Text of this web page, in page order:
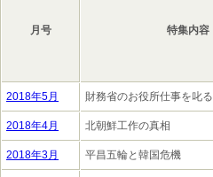
月号 特集内容
2018年5月 財務省のお役所仕事を叱る
2018年4月 北朝鮮工作の真相
2018年3月 平昌五輪と韓国危機